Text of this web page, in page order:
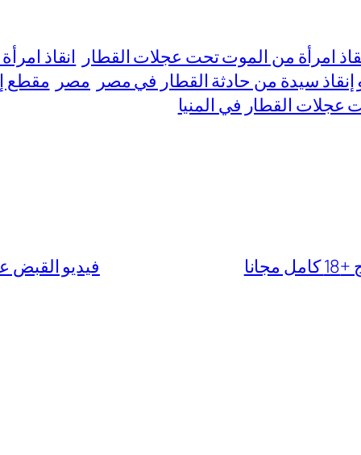
امرأة من الموت تحت عجلات القطار انقاذ
إنقاذ سيدة من حادثة القطار في مصر مصر مقطع
القطار في المنيا
فيديو القبض